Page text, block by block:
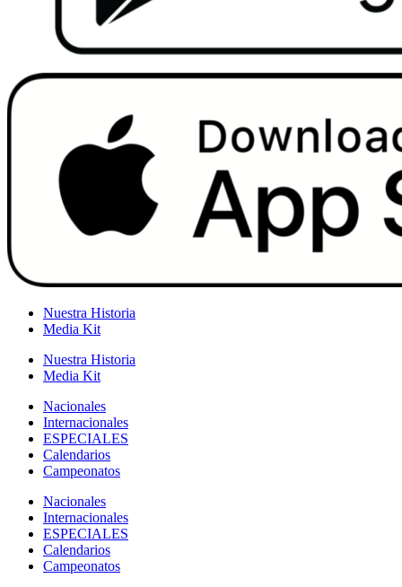
Nuestra Historia
Media Kit
Nuestra Historia
Media Kit
Nacionales
Internacionales
ESPECIALES
Calendarios
Campeonatos
Nacionales
Internacionales
ESPECIALES
Calendarios
Campeonatos